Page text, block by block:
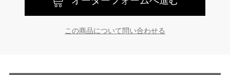
この商品について問い合わせる